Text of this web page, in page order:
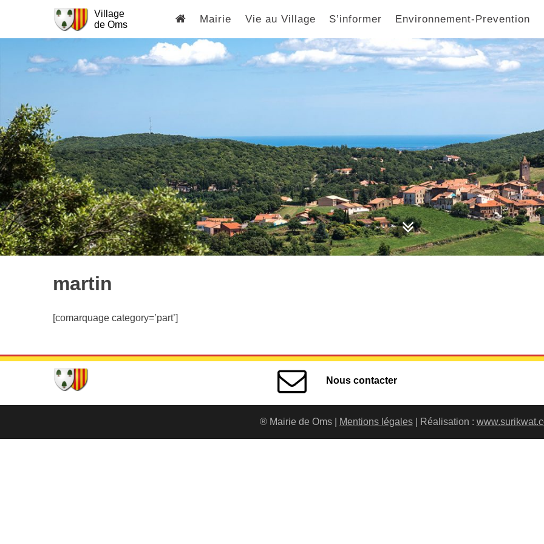
Village
de Oms
Mairie Vie au Village S’informer Environnement-Prevention
martin
[comarquage category=’part’]
Nous contacter
® Mairie de Oms | Mentions légales| Réalisation :